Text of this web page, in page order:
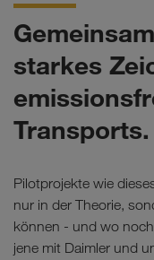
starkes
Transports.
Pilotprojekte wie
nur in der Theorie,
können - und wo
jene mit Daimler und